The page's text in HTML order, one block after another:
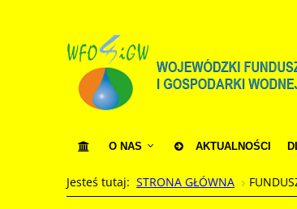
O NAS AKTUALNOŚCI
Jesteś tutaj: STRONA GŁÓWNA